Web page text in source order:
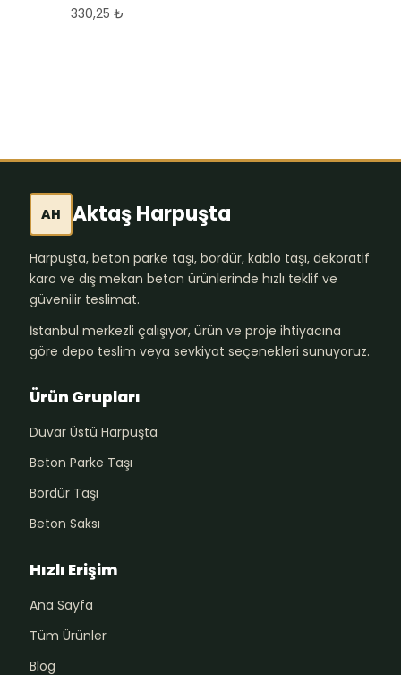
330,25 ₺
AH Aktaş Harpuşta
Harpuşta, beton parke taşı, bordür, kablo taşı, dekoratif
karo ve dış mekan beton ürünlerinde hızlı teklif ve
güvenilir teslimat.
İstanbul merkezli çalışıyor, ürün ve proje ihtiyacına
göre depo teslim veya sevkiyat seçenekleri sunuyoruz.
Ürün Grupları
Duvar Üstü Harpuşta
Beton Parke Taşı
Bordür Taşı
Beton Saksı
Hızlı Erişim
Ana Sayfa
Tüm Ürünler
Blog